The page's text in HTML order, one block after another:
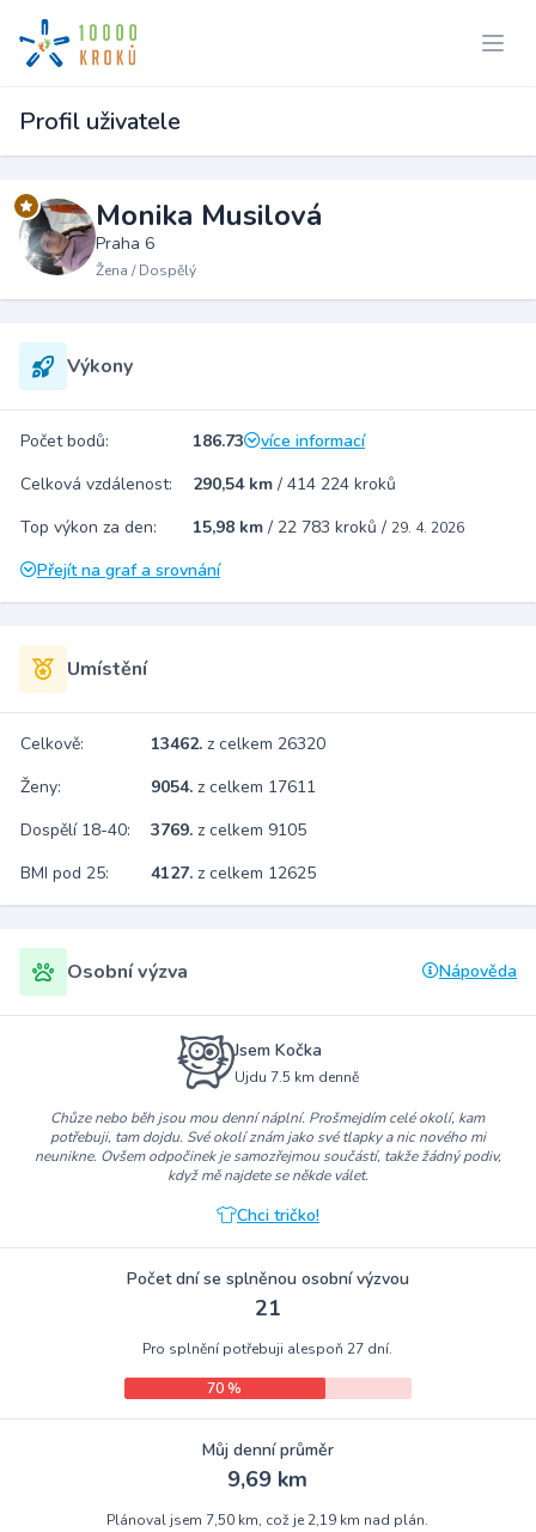
Profil uživatele
Monika Musilová
Praha 6
Žena / Dospělý
Výkony
Počet bodů: 186.73
více informací
Celková vzdálenost:
290,54 km / 414 224 kroků
Top výkon za den:
15,98 km / 22 783 kroků / 29. 4. 2026
Přejít na graf a srovnání
Umístění
Celkově: 13462. z celkem 26320
Ženy:
9054. z celkem 17611
Dospělí 18-40:
3769. z celkem 9105
BMI pod 25:
4127. z celkem 12625
Osobní výzva Nápověda
Jsem Kočka
Ujdu 7.5 km denně
Chůze nebo běh jsou mou denní náplní. Prošmejdím celé okolí, kam
potřebuji, tam dojdu. Své okolí znám jako své tlapky a nic nového mi
neunikne. Ovšem odpočinek je samozřejmou součástí, takže žádný podiv,
když mě najdete se někde válet.
Chci tričko!
Počet dní se splněnou osobní výzvou
21
Pro splnění potřebuji alespoň 27 dní.
70 %
Můj denní průměr
9,69 km
Plánoval jsem 7,50 km, což je 2,19 km nad plán.